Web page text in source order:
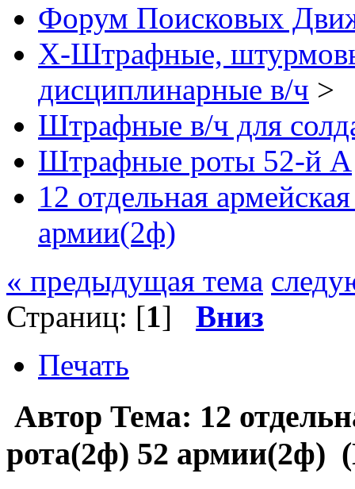
Форум Поисковых
X-Штрафные,
дисциплинарные в/ч >
Штрафные в/ч для
Штрафные роты 52-й А
12 отдельная
армии(2ф)
« предыдущая тема
Страниц: [1] Вниз
Печать
Автор Тема: 12
рота(2ф) 52 армии(2ф)